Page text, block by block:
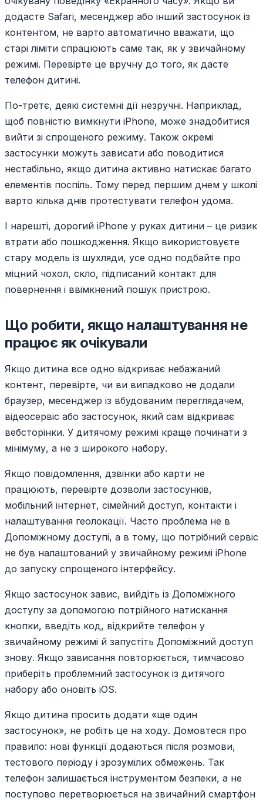
додасте Safari, месенджер або інший застосунок із
контентом, не варто автоматично вважати, що
старі ліміти спрацюють саме так, як у звичайному
режимі. Перевірте це вручну до того, як дасте
телефон дитині.
По-третє, деякі системні дії незручні. Наприклад,
щоб повністю вимкнути iPhone, може знадобитися
вийти зі спрощеного режиму. Також окремі
застосунки можуть зависати або поводитися
нестабільно, якщо дитина активно натискає багато
елементів поспіль. Тому перед першим днем у школі
варто кілька днів протестувати телефон удома.
І нарешті, дорогий iPhone у руках дитини – це ризик
втрати або пошкодження. Якщо використовуєте
стару модель із шухляди, усе одно подбайте про
міцний чохол, скло, підписаний контакт для
повернення і ввімкнений пошук пристрою.
Що робити, якщо налаштування не
працює як очікували
Якщо дитина все одно відкриває небажаний
контент, перевірте, чи ви випадково не додали
браузер, месенджер із вбудованим переглядачем,
відеосервіс або застосунок, який сам відкриває
вебсторінки. У дитячому режимі краще починати з
мінімуму, а не з широкого набору.
Якщо повідомлення, дзвінки або карти не
працюють, перевірте дозволи застосунків,
мобільний інтернет, сімейний доступ, контакти і
налаштування геолокації. Часто проблема не в
Допоміжному доступі, а в тому, що потрібний сервіс
не був налаштований у звичайному режимі iPhone
до запуску спрощеного інтерфейсу.
Якщо застосунок завис, вийдіть із Допоміжного
доступу за допомогою потрійного натискання
кнопки, введіть код, відкрийте телефон у
звичайному режимі й запустіть Допоміжний доступ
знову. Якщо зависання повторюється, тимчасово
приберіть проблемний застосунок із дитячого
набору або оновіть iOS.
Якщо дитина просить додати «ще один
застосунок», не робіть це на ходу. Домовтеся про
правило: нові функції додаються після розмови,
тестового періоду і зрозумілих обмежень. Так
телефон залишається інструментом безпеки, а не
поступово перетворюється на звичайний смартфон